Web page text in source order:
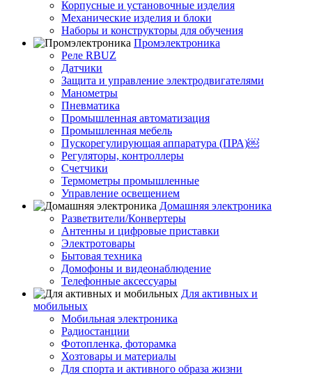
Корпусные и установочные изделия
Механические изделия и блоки
Наборы и конструкторы для обучения
Промэлектроника
Реле RBUZ
Датчики
Защита и управление электродвигателями
Манометры
Пневматика
Промышленная автоматизация
Промышленная мебель
Пускорегулирующая аппаратура (ПРА)￼
Регуляторы, контроллеры
Счетчики
Термометры промышленные
Управление освещением
Домашняя электроника
Разветвители/Конвертеры
Антенны и цифровые приставки
Электротовары
Бытовая техника
Домофоны и видеонаблюдение
Телефонные аксессуары
Для активных и
мобильных
Мобильная электроника
Радиостанции
Фотопленка, фоторамка
Хозтовары и материалы
Для спорта и активного образа жизни